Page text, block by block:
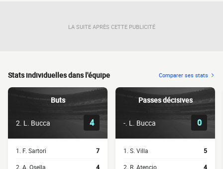
LA SUITE APRÈS CETTE PUBLICITÉ
Stats individuelles dans l'équipe Comparer ses stats
Buts
2. L. Bucca 4
1. F. Sartori 7
2. A. Osella 4
Passes décisives
-. L. Bucca 0
1. S. Villa 5
2. R. Atencio 4